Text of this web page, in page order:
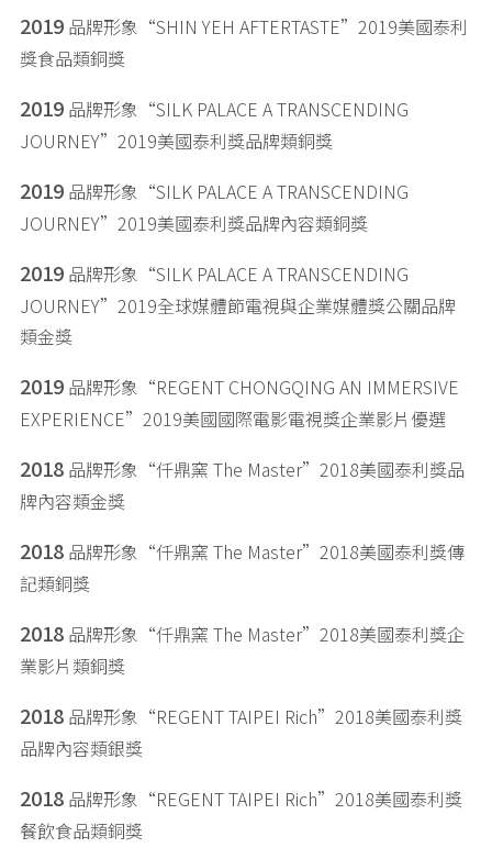
2019 品牌形象“SHIN YEH AFTERTASTE”2019美國泰利
獎食品類銅獎
2019 品牌形象“SILK PALACE A TRANSCENDING
JOURNEY”2019美國泰利獎品牌類銅獎
2019 品牌形象“SILK PALACE A TRANSCENDING
JOURNEY”2019美國泰利獎品牌內容類銅獎
2019 品牌形象“SILK PALACE A TRANSCENDING
JOURNEY”2019全球媒體節電視與企業媒體獎公關品牌
類金獎
2019 品牌形象“REGENT CHONGQING AN IMMERSIVE
EXPERIENCE”2019美國國際電影電視獎企業影片優選
2018 品牌形象“仟鼎窯 The Master”2018美國泰利獎品
牌內容類金獎
2018 品牌形象“仟鼎窯 The Master”2018美國泰利獎傳
記類銅獎
2018 品牌形象“仟鼎窯 The Master”2018美國泰利獎企
業影片類銅獎
2018 品牌形象“REGENT TAIPEI Rich”2018美國泰利獎
品牌內容類銀獎
2018 品牌形象“REGENT TAIPEI Rich”2018美國泰利獎
餐飲食品類銅獎